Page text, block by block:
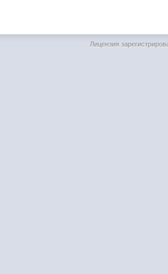
Лицензия